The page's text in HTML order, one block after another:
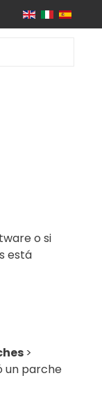
o si
está
>
un parche